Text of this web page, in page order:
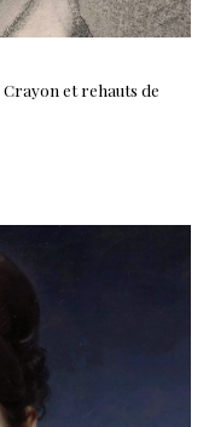
Crayon et rehauts de